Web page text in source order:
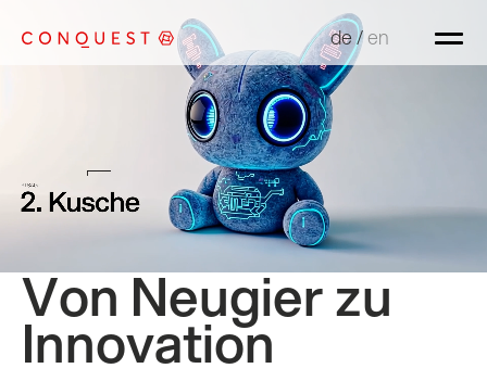
de/en
de/en
Von Neugier zu
Innovation